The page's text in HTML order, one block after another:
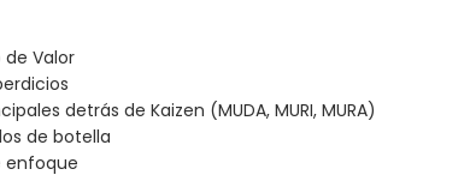
de Valor
detrás de Kaizen (MUDA, MURI, MURA)
de botella
enfoque